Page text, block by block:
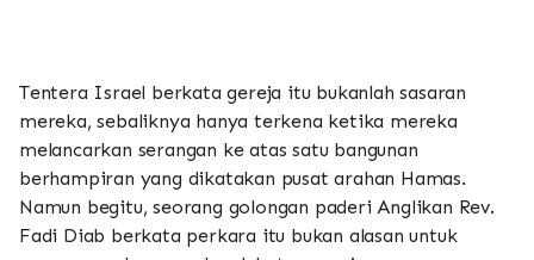
Tentera Israel berkata gereja itu bukanlah sasaran
mereka, sebaliknya hanya terkena ketika mereka
melancarkan serangan ke atas satu bangunan
berhampiran yang dikatakan pusat arahan Hamas.
Namun begitu, seorang golongan paderi Anglikan Rev.
Fadi Diab berkata perkara itu bukan alasan untuk